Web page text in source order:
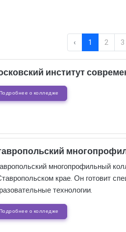
‹ 1 2 3
институт
о колледже
многопрофильный
крае. Он готовит
технологии.
о колледже